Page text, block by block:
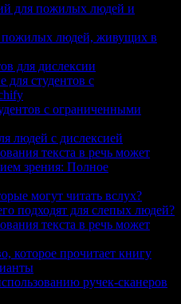
для пожилых людей и
людей, живущих в
для дислексии
для студентов с
с ограниченными
людей с дислексией
текста в речь может
зрения: Полное
могут читать вслух?
подходят для слепых людей?
текста в речь может
которое прочитает книгу
ручек-сканеров